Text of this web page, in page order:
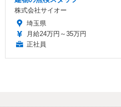
株式会社サイオー
埼玉県
月給24万円～35万円
正社員